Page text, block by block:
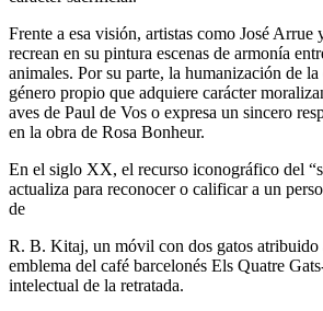
Frente a esa visión, artistas como José Arrue
recrean en su pintura escenas de armonía
animales. Por su parte, la humanización de
género propio que adquiere carácter
aves de Paul de Vos o expresa un sincero
en la obra de Rosa Bonheur.
En el siglo XX, el recurso iconográfico del
actualiza para reconocer o calificar a un
de
R. B. Kitaj, un móvil con dos gatos atribuido
emblema del café barcelonés Els Quatre
intelectual de la retratada.